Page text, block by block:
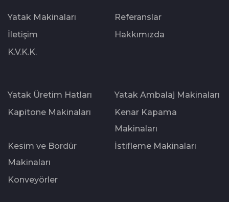
Yatak Makinaları
Referanslar
İletişim
Hakkımızda
K.V.K.K.
Yatak Üretim Hatları
Yatak Ambalaj Makinaları
Kapitone Makinaları
Kenar Kapama
Makinaları
Kesim ve Bordür
Makinaları
İstifleme Makinaları
Konveyörler